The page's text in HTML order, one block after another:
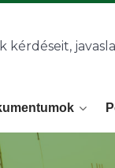
kérdéseit,